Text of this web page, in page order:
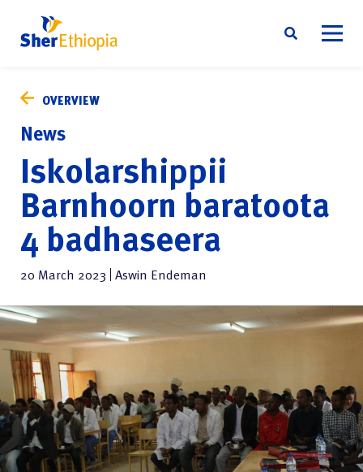
to
Oduuwwan
Odeeffannoo quunnamtii
Afaan Oromoo
OVERVIEW
News
Iskolarshippii
Barnhoorn baratoota
4 badhaseera
20 March 2023 Aswin Endeman